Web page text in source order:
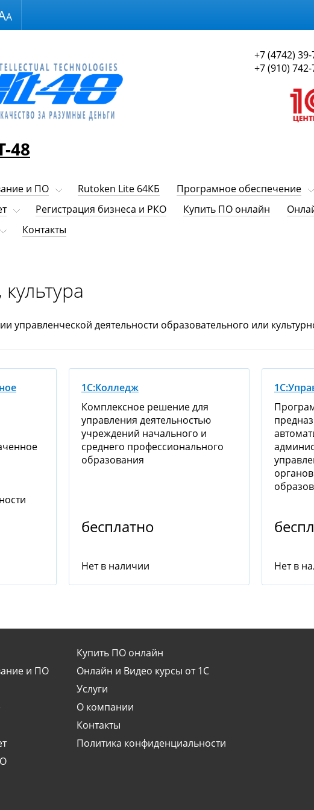
48
+7 (4742)
+7 (910)
и ПО Rutoken Lite 64КБ Програмное обеспечение
Регистрация бизнеса и РКО Купить ПО онлайн
Контакты
управленческой деятельности образовательного или
1С:Колледж
Комплексное решение для
управления деятельностью
учреждений начального и
среднего профессионального
образования
бесплатно
Нет в наличии Нет в
и ПО
Купить ПО онлайн
Онлайн и Видео курсы от 1С
Услуги
О компании
Контакты
Политика конфиденциальности